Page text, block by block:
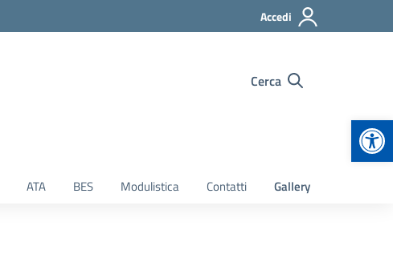
Accedi
Cerca
ATA BES Modulistica Contatti Gallery